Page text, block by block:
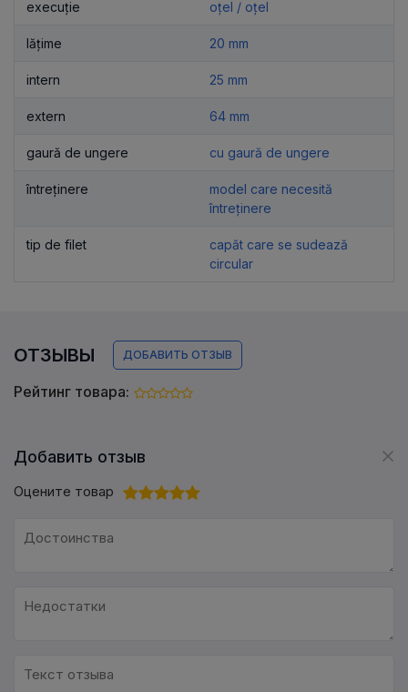
execuție oțel / oțel
lățime 20 mm
intern 25 mm
extern 64 mm
gaură de ungere cu gaură de ungere
întreținere
model care necesită
întreținere
tip de filet
capăt care se sudează
circular
ОТЗЫВЫ ДОБАВИТЬ ОТЗЫВ
Рейтинг товара:
Добавить отзыв
Оцените товар